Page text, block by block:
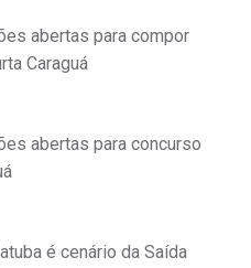
abertas para compor
Caraguá
abertas para concurso
é cenário da Saída